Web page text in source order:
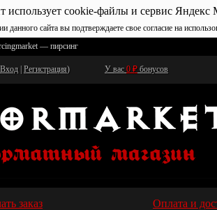
использует cookie-файлы и сервис Яндекс
данного сайта вы подтверждаете свое согласие на
— пирсинг
Вход Регистрация) У вас 0 ₽ бонусов
заказ Оплата и